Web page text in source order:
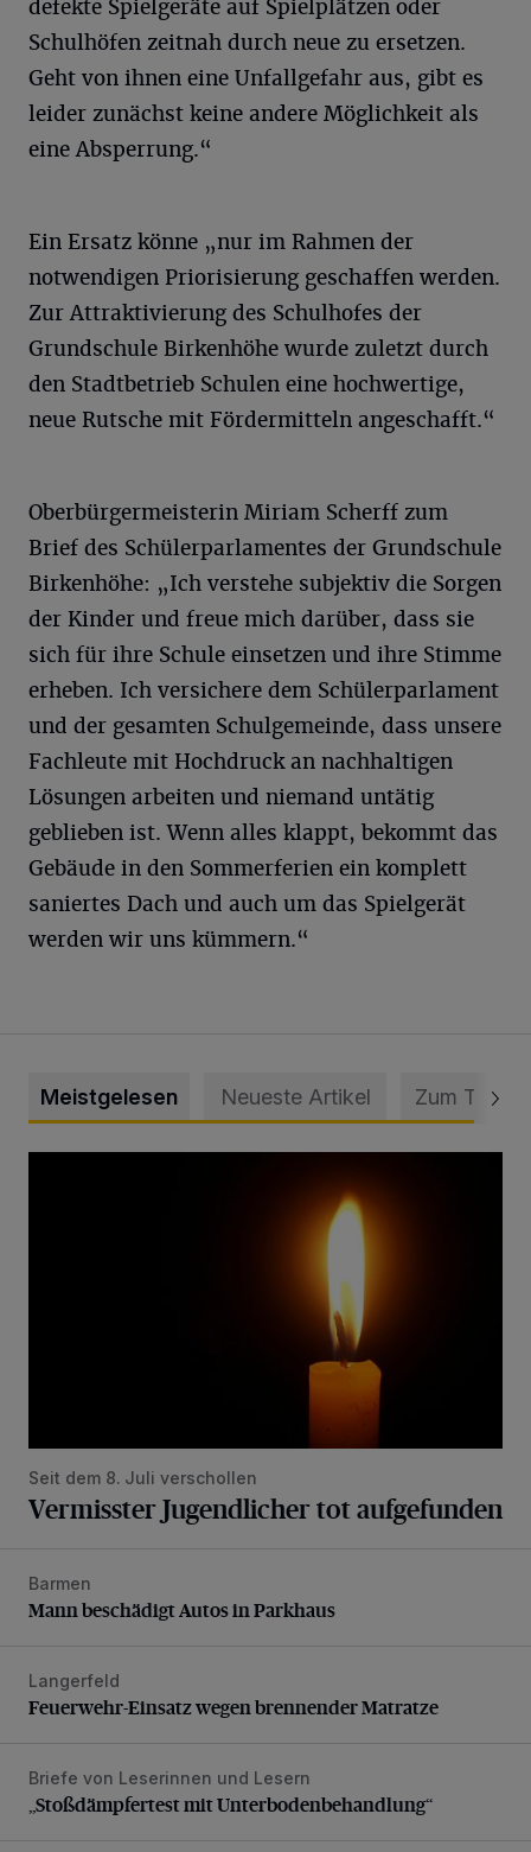
defekte Spielgeräte auf Spielplätzen oder
Schulhöfen zeitnah durch neue zu ersetzen.
Geht von ihnen eine Unfallgefahr aus, gibt es
leider zunächst keine andere Möglichkeit als
eine Absperrung.“
Ein Ersatz könne „nur im Rahmen der
notwendigen Priorisierung geschaffen werden.
Zur Attraktivierung des Schulhofes der
Grundschule Birkenhöhe wurde zuletzt durch
den Stadtbetrieb Schulen eine hochwertige,
neue Rutsche mit Fördermitteln angeschafft.“
Oberbürgermeisterin Miriam Scherff zum
Brief des Schülerparlamentes der Grundschule
Birkenhöhe: „Ich verstehe subjektiv die Sorgen
der Kinder und freue mich darüber, dass sie
sich für ihre Schule einsetzen und ihre Stimme
erheben. Ich versichere dem Schülerparlament
und der gesamten Schulgemeinde, dass unsere
Fachleute mit Hochdruck an nachhaltigen
Lösungen arbeiten und niemand untätig
geblieben ist. Wenn alles klappt, bekommt das
Gebäude in den Sommerferien ein komplett
saniertes Dach und auch um das Spielgerät
werden wir uns kümmern.“
Meistgelesen Neueste Artikel Zum Thema
Seit dem 8. Juli verschollen
Vermisster Jugendlicher tot aufgefunden
Mann beschädigt Autos in Parkhaus
Barmen
Mann beschädigt Autos in Parkhaus
Feuerwehr-Einsatz wegen brennender Matratze
Langerfeld
Feuerwehr-Einsatz wegen brennender Matratze
„Stoßdämpfertest mit Unterbodenbehandlung“
Briefe von Leserinnen und Lesern
„Stoßdämpfertest mit Unterbodenbehandlung“